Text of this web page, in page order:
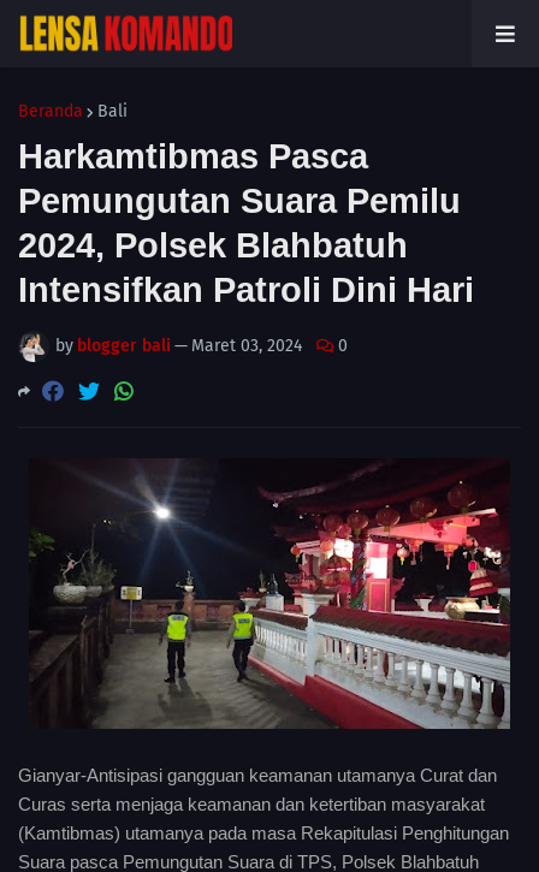
Beranda Bali
Harkamtibmas Pasca
Pemungutan Suara Pemilu
2024, Polsek Blahbatuh
Intensifkan Patroli Dini Hari
by blogger bali — Maret 03, 2024 0
Gianyar-Antisipasi gangguan keamanan utamanya Curat dan
Curas serta menjaga keamanan dan ketertiban masyarakat
(Kamtibmas) utamanya pada masa Rekapitulasi Penghitungan
Suara pasca Pemungutan Suara di TPS, Polsek Blahbatuh